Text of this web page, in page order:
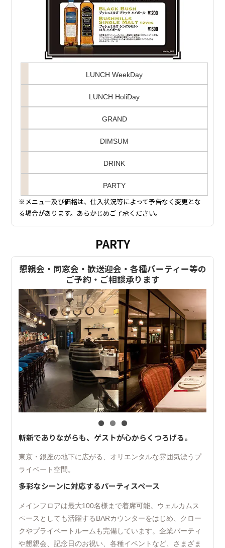
LUNCH WeekDay
LUNCH HoliDay
GRAND
DIMSUM
DRINK
PARTY
※メニュー及び価格は、仕入状況等によって予告なく変更とな
る場合があります。あらかじめご了承ください。
PARTY
懇親会・同窓会・歓送迎会・各種パーティー等の
ご予約・ご相談承ります
斬新でありながらも、ゲストが心からくつろげる。
東京・銀座の地下に広がる、オリエンタルな雰囲気漂うプ
ライベート空間。
多彩なシーンに対応するパーティスペース
メインフロアは最大100名様まで着席可能。ウェルカムス
ペースとしても活躍するBARカウンターをはじめ、クロー
クやプライベートルームも完備しています。企業パーティ
や懇親会、記念日のお祝い、各種イベントなど、さまざま